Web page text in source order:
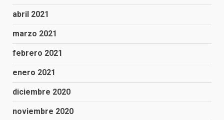
abril 2021
marzo 2021
febrero 2021
enero 2021
diciembre 2020
noviembre 2020